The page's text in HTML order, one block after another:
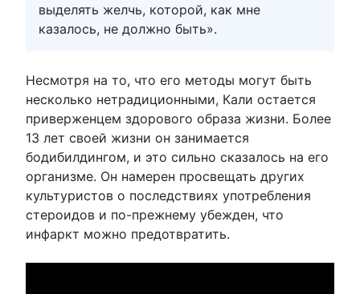
выделять желчь, которой, как мне
казалось, не должно быть».
Несмотря на то, что его методы могут быть
несколько нетрадиционными, Кали остается
приверженцем здорового образа жизни. Более
13 лет своей жизни он занимается
бодибилдингом, и это сильно сказалось на его
организме. Он намерен просвещать других
культуристов о последствиях употребления
стероидов и по-прежнему убежден, что
инфаркт можно предотвратить.